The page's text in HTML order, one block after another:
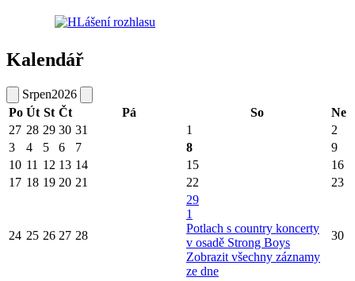
Kalendář
Srpen2026
Po Út St Čt Pá So
Ne
27 28 29 30 31 1
2
3
4 5 6 7 8
9
10 11 12 13 14 15
16
17 18 19 20 21 22 23
24 25 26 27 28
29
1
Potlach s country koncerty
v osadě Strong Boys
Zobrazit všechny záznamy
ze dne
30